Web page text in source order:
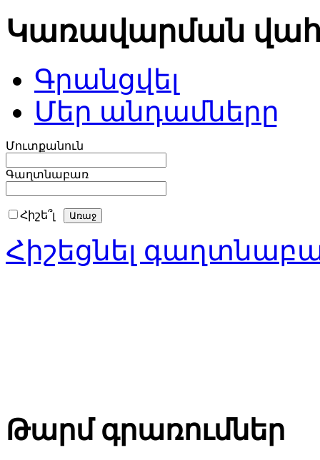
Կառավարման
Գրանցվել
Մեր անդամները
Մուտքանուն
Գաղտնաբառ
Հիշե՞լ
Հիշեցնել
Թարմ գրառումներ